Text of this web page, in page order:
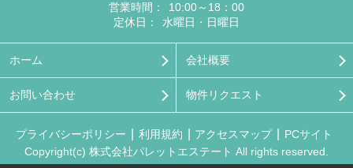
営業時間：
10:00～18：00
定休日：
水曜日・日曜日
ホーム 会社概要
お問い合わせ 物件リクエスト
プライバシーポリシー 利用規約 アクセスマップ
PCサイト
Copyright(c) 株式会社パレットエステート All rights reserved.